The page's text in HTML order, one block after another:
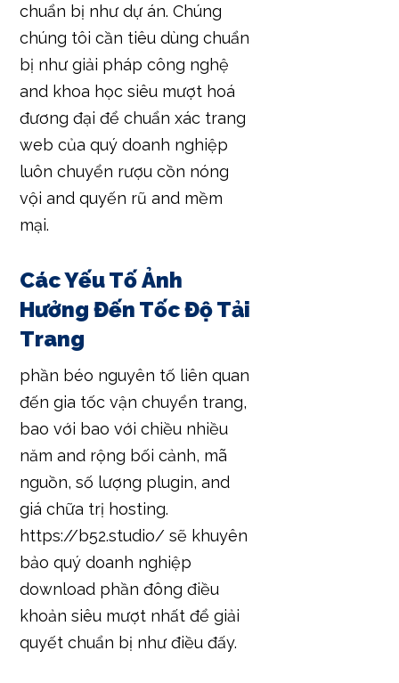
chuẩn bị như dự án. Chúng
chúng tôi cần tiêu dùng chuẩn
bị như giải pháp công nghệ
and khoa học siêu mượt hoá
đương đại để chuẩn xác trang
web của quý doanh nghiệp
luôn chuyển rượu cồn nóng
vội and quyến rũ and mềm
mại.
Các Yếu Tố Ảnh
Hưởng Đến Tốc Độ Tải
Trang
phần béo nguyên tố liên quan
đến gia tốc vận chuyển trang,
bao với bao với chiều nhiều
năm and rộng bối cảnh, mã
nguồn, số lượng plugin, and
giá chữa trị hosting.
https://b52.studio/ sẽ khuyên
bảo quý doanh nghiệp
download phần đông điều
khoản siêu mượt nhất để giải
quyết chuẩn bị như điều đấy.